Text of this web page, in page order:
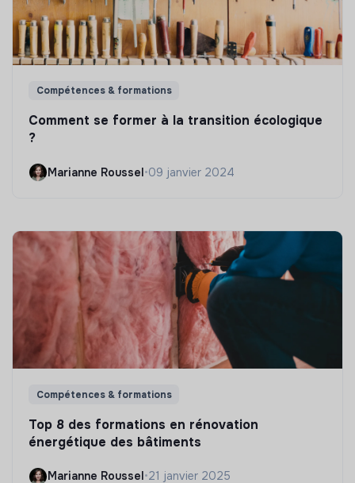
Compétences & formations
Comment se former à la transition écologique
?
Marianne Roussel•09 janvier 2024
Compétences & formations
Top 8 des formations en rénovation
énergétique des bâtiments
Marianne Roussel•21 janvier 2025